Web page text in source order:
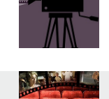
ADATBÁZISOK